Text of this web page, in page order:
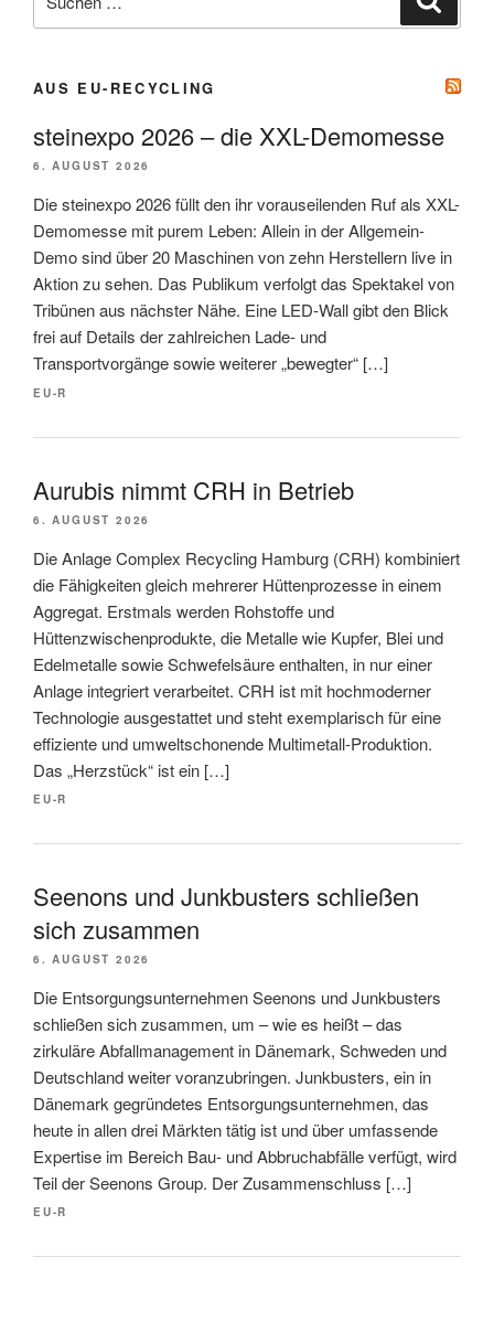
nach:
AUS EU-RECYCLING
steinexpo 2026 – die XXL-Demomesse
6. AUGUST 2026
Die steinexpo 2026 füllt den ihr vorauseilenden Ruf als XXL-
Demomesse mit purem Leben: Allein in der Allgemein-
Demo sind über 20 Maschinen von zehn Herstellern live in
Aktion zu sehen. Das Publikum verfolgt das Spektakel von
Tribünen aus nächster Nähe. Eine LED-Wall gibt den Blick
frei auf Details der zahlreichen Lade- und
Transportvorgänge sowie weiterer „bewegter“ […]
EU-R
Aurubis nimmt CRH in Betrieb
6. AUGUST 2026
Die Anlage Complex Recycling Hamburg (CRH) kombiniert
die Fähigkeiten gleich mehrerer Hüttenprozesse in einem
Aggregat. Erstmals werden Rohstoffe und
Hüttenzwischenprodukte, die Metalle wie Kupfer, Blei und
Edelmetalle sowie Schwefelsäure enthalten, in nur einer
Anlage integriert verarbeitet. CRH ist mit hochmoderner
Technologie ausgestattet und steht exemplarisch für eine
effiziente und umweltschonende Multimetall-Produktion.
Das „Herzstück“ ist ein […]
EU-R
Seenons und Junkbusters schließen
sich zusammen
6. AUGUST 2026
Die Entsorgungsunternehmen Seenons und Junkbusters
schließen sich zusammen, um – wie es heißt – das
zirkuläre Abfallmanagement in Dänemark, Schweden und
Deutschland weiter voranzubringen. Junkbusters, ein in
Dänemark gegründetes Entsorgungsunternehmen, das
heute in allen drei Märkten tätig ist und über umfassende
Expertise im Bereich Bau- und Abbruchabfälle verfügt, wird
Teil der Seenons Group. Der Zusammenschluss […]
EU-R